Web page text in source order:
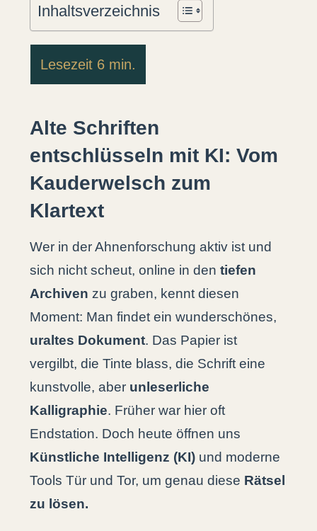
Inhaltsverzeichnis
Alte Schriften
entschlüsseln mit KI: Vom
Kauderwelsch zum
Klartext
Wer in der Ahnenforschung aktiv ist und
sich nicht scheut, online in den tiefen
Archiven zu graben, kennt diesen
Moment: Man findet ein wunderschönes,
uraltes Dokument. Das Papier ist
vergilbt, die Tinte blass, die Schrift eine
kunstvolle, aber unleserliche
Kalligraphie. Früher war hier oft
Endstation. Doch heute öffnen uns
Künstliche Intelligenz (KI) und moderne
Tools Tür und Tor, um genau diese Rätsel
zu lösen.